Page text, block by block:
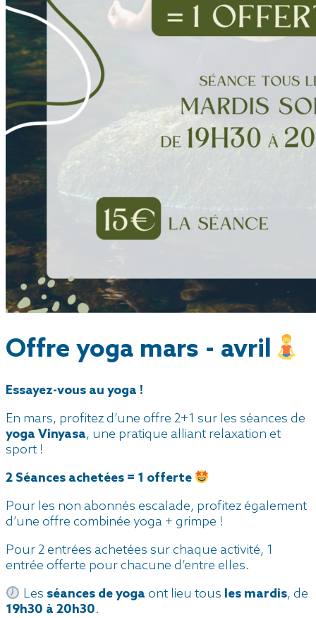
Offre yoga mars - avril
Essayez-vous au yoga !
En mars, profitez d’une offre 2+1 sur les séances de
yoga Vinyasa, une pratique alliant relaxation et
sport !
2 Séances achetées = 1 offerte
Pour les non abonnés escalade, profitez également
d’une offre combinée yoga + grimpe !
Pour 2 entrées achetées sur chaque activité, 1
entrée offerte pour chacune d’entre elles.
Les séances de yoga ont lieu tous les mardis, de
19h30 à 20h30.